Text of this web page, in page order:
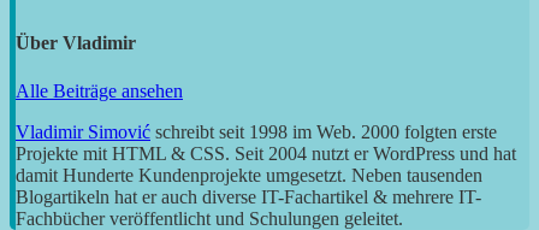
Über Vladimir
Alle Beiträge ansehen
Vladimir Simović schreibt seit 1998 im Web. 2000 folgten erste
Projekte mit HTML & CSS. Seit 2004 nutzt er WordPress und hat
damit Hunderte Kundenprojekte umgesetzt. Neben tausenden
Blogartikeln hat er auch diverse IT-Fachartikel & mehrere IT-
Fachbücher veröffentlicht und Schulungen geleitet.